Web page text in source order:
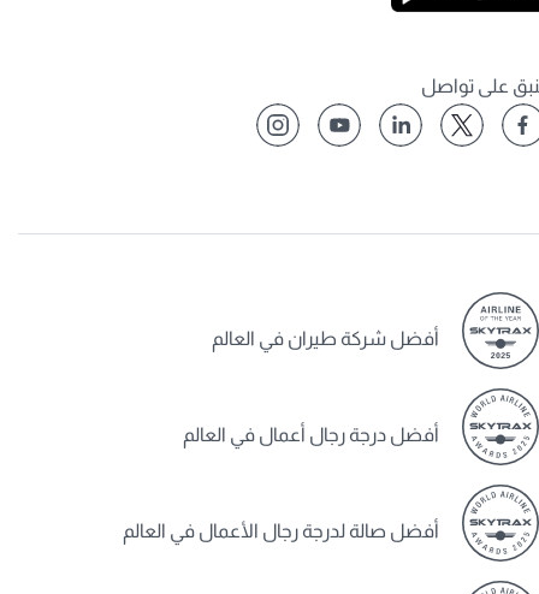
على تواصل
أفضل شركة طيران في العالم
أفضل درجة رجال أعمال في العالم
أفضل صالة لدرجة رجال الأعمال في العالم